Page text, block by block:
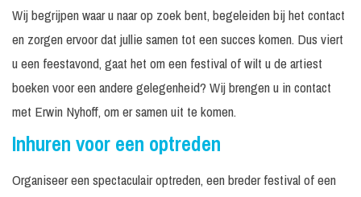
Wij begrijpen waar u naar op zoek bent, begeleiden bij het contact
en zorgen ervoor dat jullie samen tot een succes komen. Dus viert
u een feestavond, gaat het om een festival of wilt u de artiest
boeken voor een andere gelegenheid? Wij brengen u in contact
met Erwin Nyhoff, om er samen uit te komen.
Inhuren voor een optreden
Organiseer een spectaculair optreden, een breder festival of een